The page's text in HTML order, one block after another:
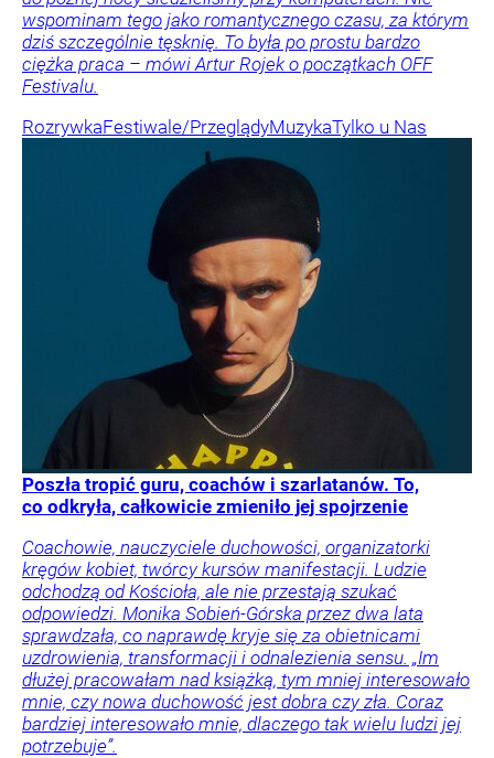
wspominam tego jako romantycznego czasu, za którym
dziś szczególnie tęsknię. To była po prostu bardzo
ciężka praca – mówi Artur Rojek o początkach OFF
Festivalu.
RozrywkaFestiwale/PrzeglądyMuzykaTylko u Nas
Poszła tropić guru, coachów i szarlatanów. To,
co odkryła, całkowicie zmieniło jej spojrzenie
Coachowie, nauczyciele duchowości, organizatorki
kręgów kobiet, twórcy kursów manifestacji. Ludzie
odchodzą od Kościoła, ale nie przestają szukać
odpowiedzi. Monika Sobień-Górska przez dwa lata
sprawdzała, co naprawdę kryje się za obietnicami
uzdrowienia, transformacji i odnalezienia sensu. „Im
dłużej pracowałam nad książką, tym mniej interesowało
mnie, czy nowa duchowość jest dobra czy zła. Coraz
bardziej interesowało mnie, dlaczego tak wielu ludzi jej
potrzebuje”.